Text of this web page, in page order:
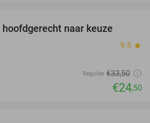
naar keuze
9.5 star
Regulier €33,50
€24,50